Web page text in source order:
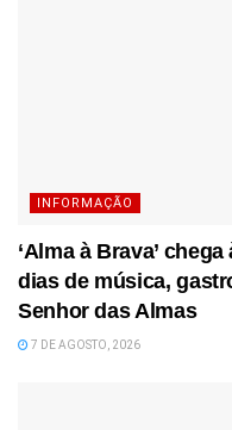
INFORMAÇÃO
‘Alma à Brava’
dias de música,
Senhor das Almas
7 DE AGOSTO, 2026